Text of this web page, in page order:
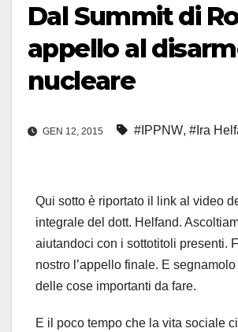
Dal Summit di
appello al
nucleare
GEN 12, 2015 #IPPNW, #Ira
Qui sotto è riportato il link al video
integrale del dott. Helfand.
aiutandoci con i sottotitoli presenti.
nostro l’appello finale. E
delle cose importanti da fare.
E il poco tempo che la vita sociale